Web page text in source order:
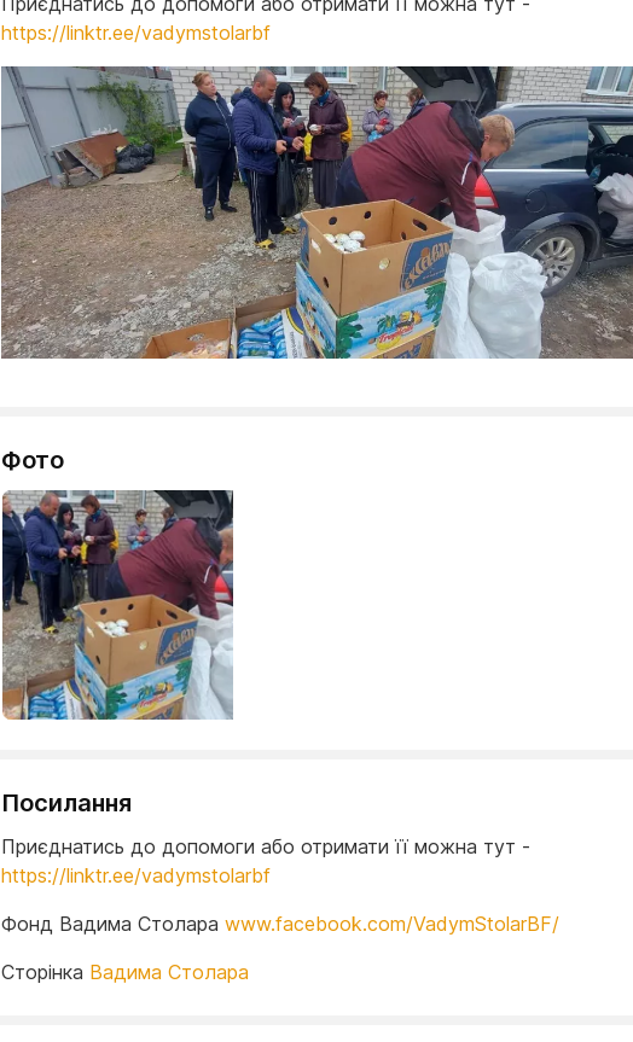
https://linktr.ee/vadymstolarbf
Фото
Посилання
Приєднатись до допомоги або отримати її можна тут -
https://linktr.ee/vadymstolarbf
Фонд Вадима Столара www.facebook.com/VadymStolarBF/
Сторінка Вадима Столара